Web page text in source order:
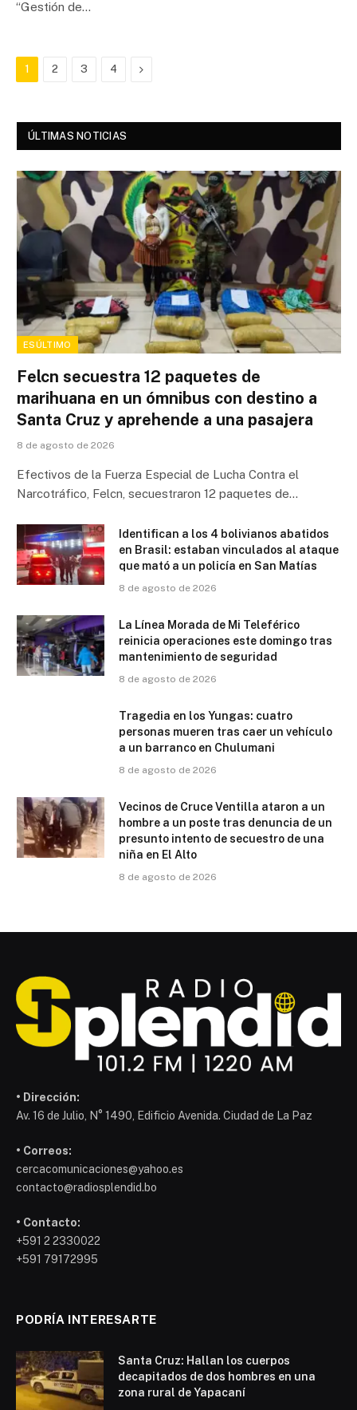
“Gestión de…
1 2 3 4 Next
ÚLTIMAS NOTICIAS
ESÚLTIMO
Felcn secuestra 12 paquetes de
marihuana en un ómnibus con destino a
Santa Cruz y aprehende a una pasajera
8 de agosto de 2026
Efectivos de la Fuerza Especial de Lucha Contra el
Narcotráfico, Felcn, secuestraron 12 paquetes de…
Identifican a los 4 bolivianos abatidos
en Brasil: estaban vinculados al ataque
que mató a un policía en San Matías
8 de agosto de 2026
La Línea Morada de Mi Teleférico
reinicia operaciones este domingo tras
mantenimiento de seguridad
8 de agosto de 2026
Tragedia en los Yungas: cuatro
personas mueren tras caer un vehículo
a un barranco en Chulumani
8 de agosto de 2026
Vecinos de Cruce Ventilla ataron a un
hombre a un poste tras denuncia de un
presunto intento de secuestro de una
niña en El Alto
8 de agosto de 2026
• Dirección:
Av. 16 de Julio, N° 1490, Edificio Avenida. Ciudad de La Paz
• Correos:
cercacomunicaciones@yahoo.es
contacto@radiosplendid.bo
• Contacto:
+591 2 2330022
+591 79172995
PODRÍA INTERESARTE
Santa Cruz: Hallan los cuerpos
decapitados de dos hombres en una
zona rural de Yapacaní